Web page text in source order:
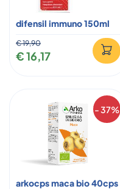
difensil immuno 150ml
€ 19,90
€ 16,17
- 37%
arkocps maca bio 40cps